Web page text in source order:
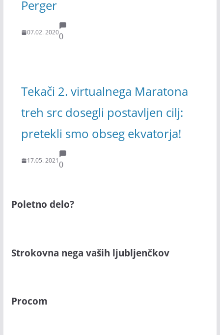
Perger
07.02. 20200
Tekači 2. virtualnega Maratona
treh src dosegli postavljen cilj:
pretekli smo obseg ekvatorja!
17.05. 20210
Poletno delo?
Strokovna nega vaših ljubljenčkov
Procom